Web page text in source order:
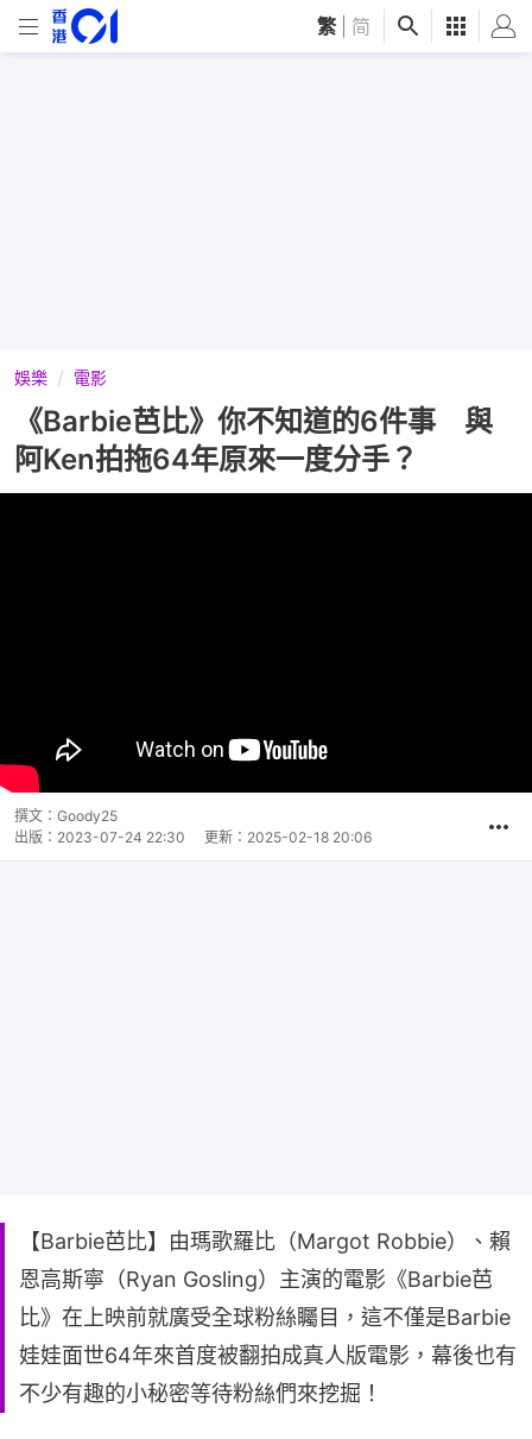
繁 简
娛樂 電影
《Barbie芭比》你不知道的6件事 與
阿Ken拍拖64年原來一度分手？
撰文： Goody25
出版： 2023-07-24 22:30 更新： 2025-02-18 20:06
【Barbie芭比】由瑪歌羅比（Margot Robbie）、賴
恩高斯寧（Ryan Gosling）主演的電影《Barbie芭
比》在上映前就廣受全球粉絲矚目，這不僅是Barbie
娃娃面世64年來首度被翻拍成真人版電影，幕後也有
不少有趣的小秘密等待粉絲們來挖掘！